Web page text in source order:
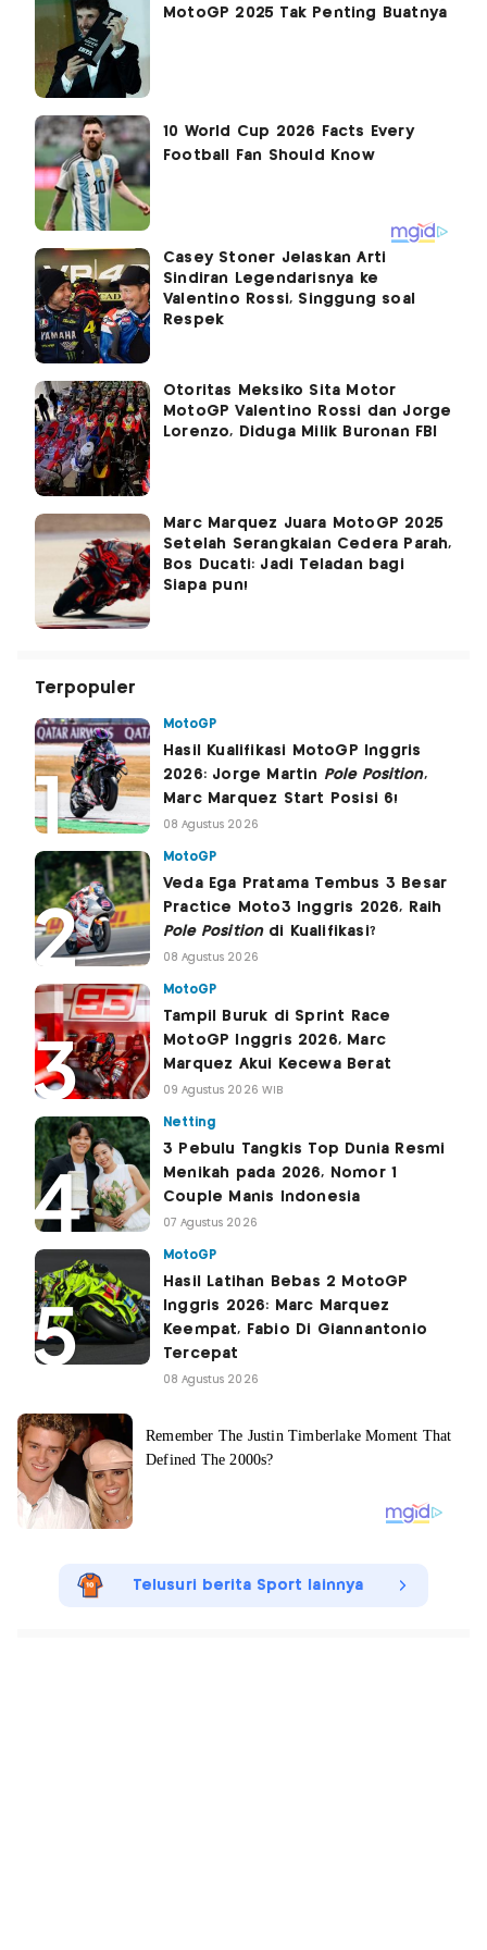
MotoGP 2025 Tak Penting Buatnya
Casey Stoner Jelaskan Arti
Sindiran Legendarisnya ke
Valentino Rossi, Singgung soal
Respek
Otoritas Meksiko Sita Motor
MotoGP Valentino Rossi dan Jorge
Lorenzo, Diduga Milik Buronan FBI
Marc Marquez Juara MotoGP 2025
Setelah Serangkaian Cedera Parah,
Bos Ducati: Jadi Teladan bagi
Siapa pun!
Terpopuler
MotoGP
Hasil Kualifikasi MotoGP Inggris
2026: Jorge Martin Pole Position,
Marc Marquez Start Posisi 6!
08 Agustus 2026
MotoGP
Veda Ega Pratama Tembus 3 Besar
Practice Moto3 Inggris 2026, Raih
Pole Positiondi Kualifikasi?
08 Agustus 2026
MotoGP
Tampil Buruk di Sprint Race
MotoGP Inggris 2026, Marc
Marquez Akui Kecewa Berat
09 Agustus 2026 WIB
Netting
3 Pebulu Tangkis Top Dunia Resmi
Menikah pada 2026, Nomor 1
Couple Manis Indonesia
07 Agustus 2026
MotoGP
Hasil Latihan Bebas 2 MotoGP
Inggris 2026: Marc Marquez
Keempat, Fabio Di Giannantonio
Tercepat
08 Agustus 2026
Telusuri berita Sport lainnya